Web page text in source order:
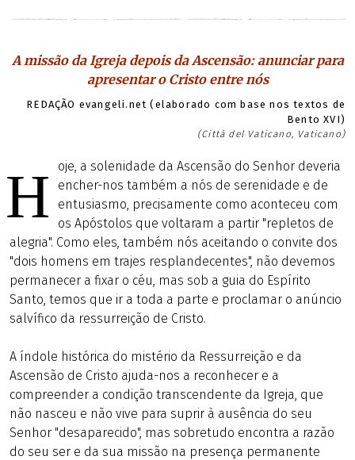
A missão da Igreja depois da Ascensão: anunciar para
apresentar o Cristo entre nós
REDAÇÃO evangeli.net (elaborado com base nos textos de
Bento XVI)
(Città del Vaticano, Vaticano)
H
oje, a solenidade da Ascensão do Senhor deveria
encher-nos também a nós de serenidade e de
entusiasmo, precisamente como aconteceu com
os Apóstolos que voltaram a partir "repletos de
alegria". Como eles, também nós aceitando o convite dos
"dois homens em trajes resplandecentes", não devemos
permanecer a fixar o céu, mas sob a guia do Espírito
Santo, temos que ir a toda a parte e proclamar o anúncio
salvífico da ressurreição de Cristo.
A índole histórica do mistério da Ressurreição e da
Ascensão de Cristo ajuda-nos a reconhecer e a
compreender a condição transcendente da Igreja, que
não nasceu e não vive para suprir à ausência do seu
Senhor "desaparecido", mas sobretudo encontra a razão
do seu ser e da sua missão na presença permanente